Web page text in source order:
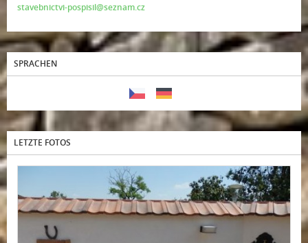
stavebnictvi-pospisil@seznam.cz
SPRACHEN
LETZTE FOTOS